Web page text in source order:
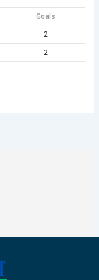
Goals
2
2